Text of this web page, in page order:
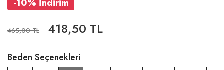
-10% İndirim
465,00 TL 418,50 TL
Beden Seçenekleri